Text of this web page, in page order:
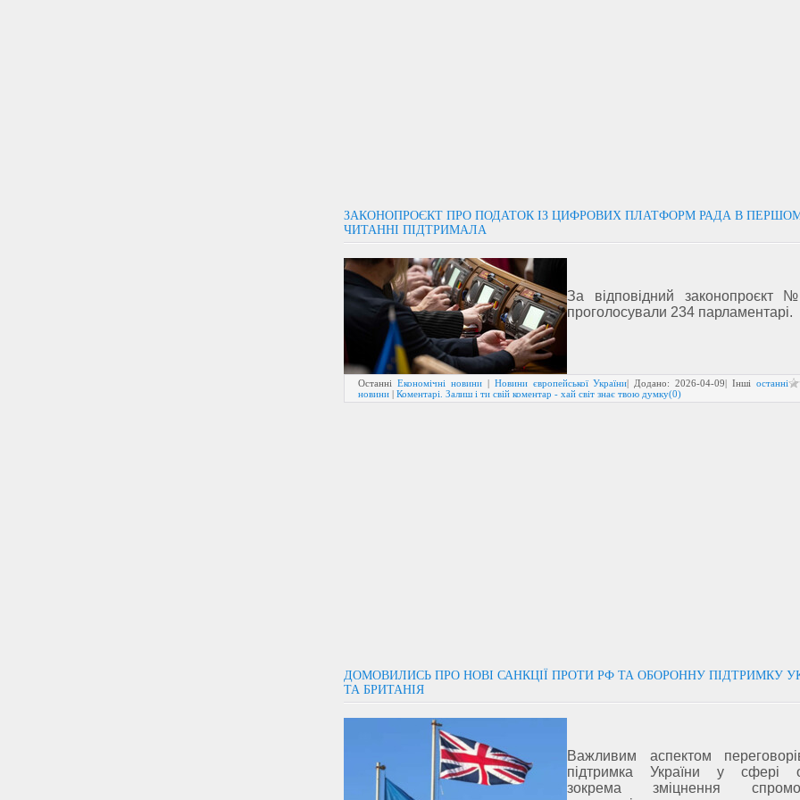
ЗАКОНОПРОЄКТ ПРО ПОДАТОК ІЗ ЦИФРОВИХ ПЛАТФОРМ РАДА В
ЧИТАННІ ПІДТРИМАЛА
За відповідний законопроєкт
проголосували 234 парламентарі.
Останні Економічні новини| Новини європейської України| Додано:2026-04-09| Іншіостанні
новини | Коментарі. Залиш і ти свій коментар - хай світ знає твою думку(0)
ДОМОВИЛИСЬ ПРО НОВІ САНКЦІЇ ПРОТИ РФ ТА ОБОРОННУ ПІДТРИМКУ
ТА БРИТАНІЯ
Важливим аспектом
підтримка України у сфері
зокрема зміцнення